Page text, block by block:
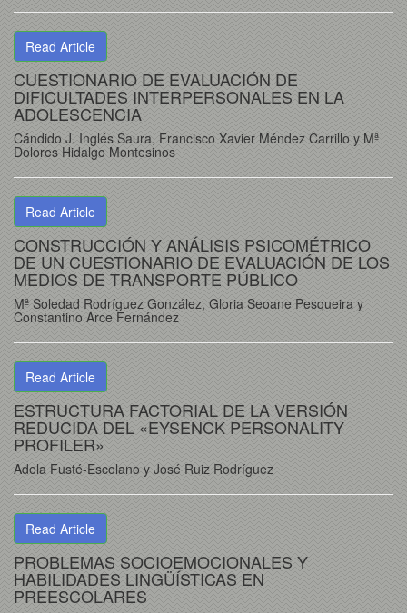
Read Article
CUESTIONARIO DE EVALUACIÓN DE
DIFICULTADES INTERPERSONALES EN LA
ADOLESCENCIA
Cándido J. Inglés Saura, Francisco Xavier Méndez Carrillo y Mª
Dolores Hidalgo Montesinos
Read Article
CONSTRUCCIÓN Y ANÁLISIS PSICOMÉTRICO
DE UN CUESTIONARIO DE EVALUACIÓN DE LOS
MEDIOS DE TRANSPORTE PÚBLICO
Mª Soledad Rodríguez González, Gloria Seoane Pesqueira y
Constantino Arce Fernández
Read Article
ESTRUCTURA FACTORIAL DE LA VERSIÓN
REDUCIDA DEL «EYSENCK PERSONALITY
PROFILER»
Adela Fusté-Escolano y José Ruiz Rodríguez
Read Article
PROBLEMAS SOCIOEMOCIONALES Y
HABILIDADES LINGÜÍSTICAS EN
PREESCOLARES